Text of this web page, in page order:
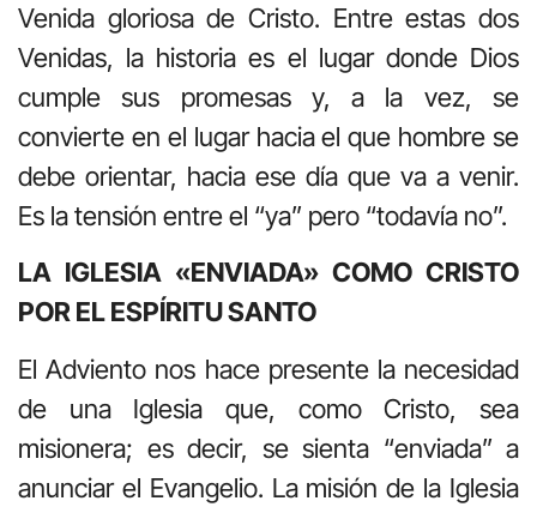
Venida gloriosa de Cristo. Entre estas dos
Venidas, la historia es el lugar donde Dios
cumple sus promesas y, a la vez, se
convierte en el lugar hacia el que hombre se
debe orientar, hacia ese día que va a venir.
Es la tensión entre el “ya” pero “todavía no”.
LA IGLESIA «ENVIADA» COMO CRISTO
POR EL ESPÍRITU SANTO
El Adviento nos hace presente la necesidad
de una Iglesia que, como Cristo, sea
misionera; es decir, se sienta “enviada” a
anunciar el Evangelio. La misión de la Iglesia